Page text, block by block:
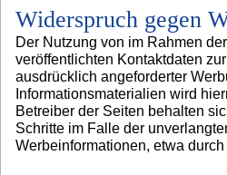
Widerspruch gegen
Der Nutzung von im Rahmen
veröffentlichten Kontaktdaten
ausdrücklich angeforderter
Informationsmaterialien wird
Betreiber der Seiten behalten
Schritte im Falle der
Werbeinformationen, etwa